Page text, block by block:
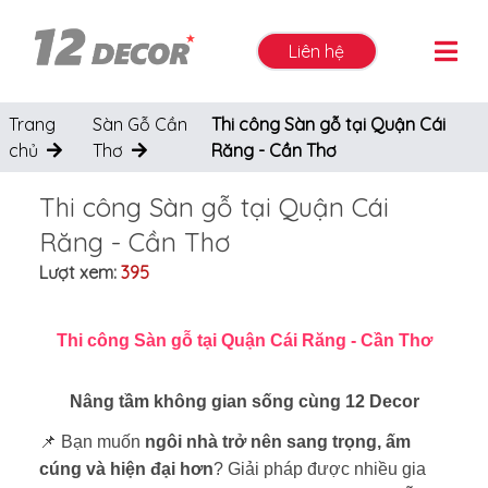
Liên hệ
Trang
chủ
Sàn Gỗ Cần
Thơ
Thi công Sàn gỗ tại Quận Cái
Răng - Cần Thơ
Thi công Sàn gỗ tại Quận Cái
Răng - Cần Thơ
Lượt xem: 395
Thi công Sàn gỗ tại Quận Cái Răng - Cần Thơ
Nâng tầm không gian sống cùng 12 Decor
📌 Bạn muốn ngôi nhà trở nên sang trọng, ấm
cúng và hiện đại hơn? Giải pháp được nhiều gia